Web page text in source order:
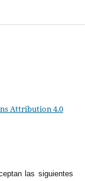
Attribution 4.0
las siguientes